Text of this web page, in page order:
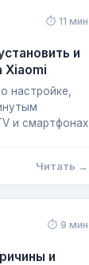
⏱ 11 мин
и
Xiaomi
настройке,
и смартфонах
Читать →
⏱ 9 мин
и